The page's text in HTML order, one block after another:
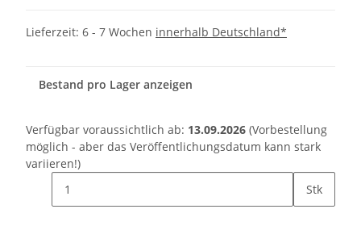
Lieferzeit: 6 - 7 Wochen innerhalb Deutschland*
Bestand pro Lager anzeigen
Verfügbar voraussichtlich ab: 13.09.2026 (Vorbestellung
möglich - aber das Veröffentlichungsdatum kann stark
variieren!)
Stk